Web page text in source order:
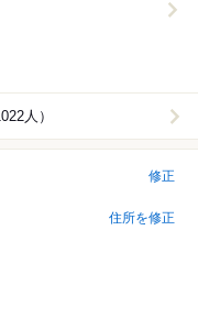
人）
修正
住所を修正